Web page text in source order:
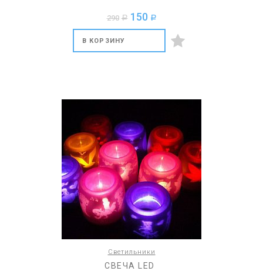
290 a 150 a
В КОРЗИНУ
Светильники
СВЕЧА LED